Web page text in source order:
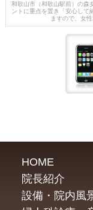
和歌山市（和歌山駅前）の森
ントに重点を置き「安心して
ますので、女
HOME
院長紹介
設備・院内風